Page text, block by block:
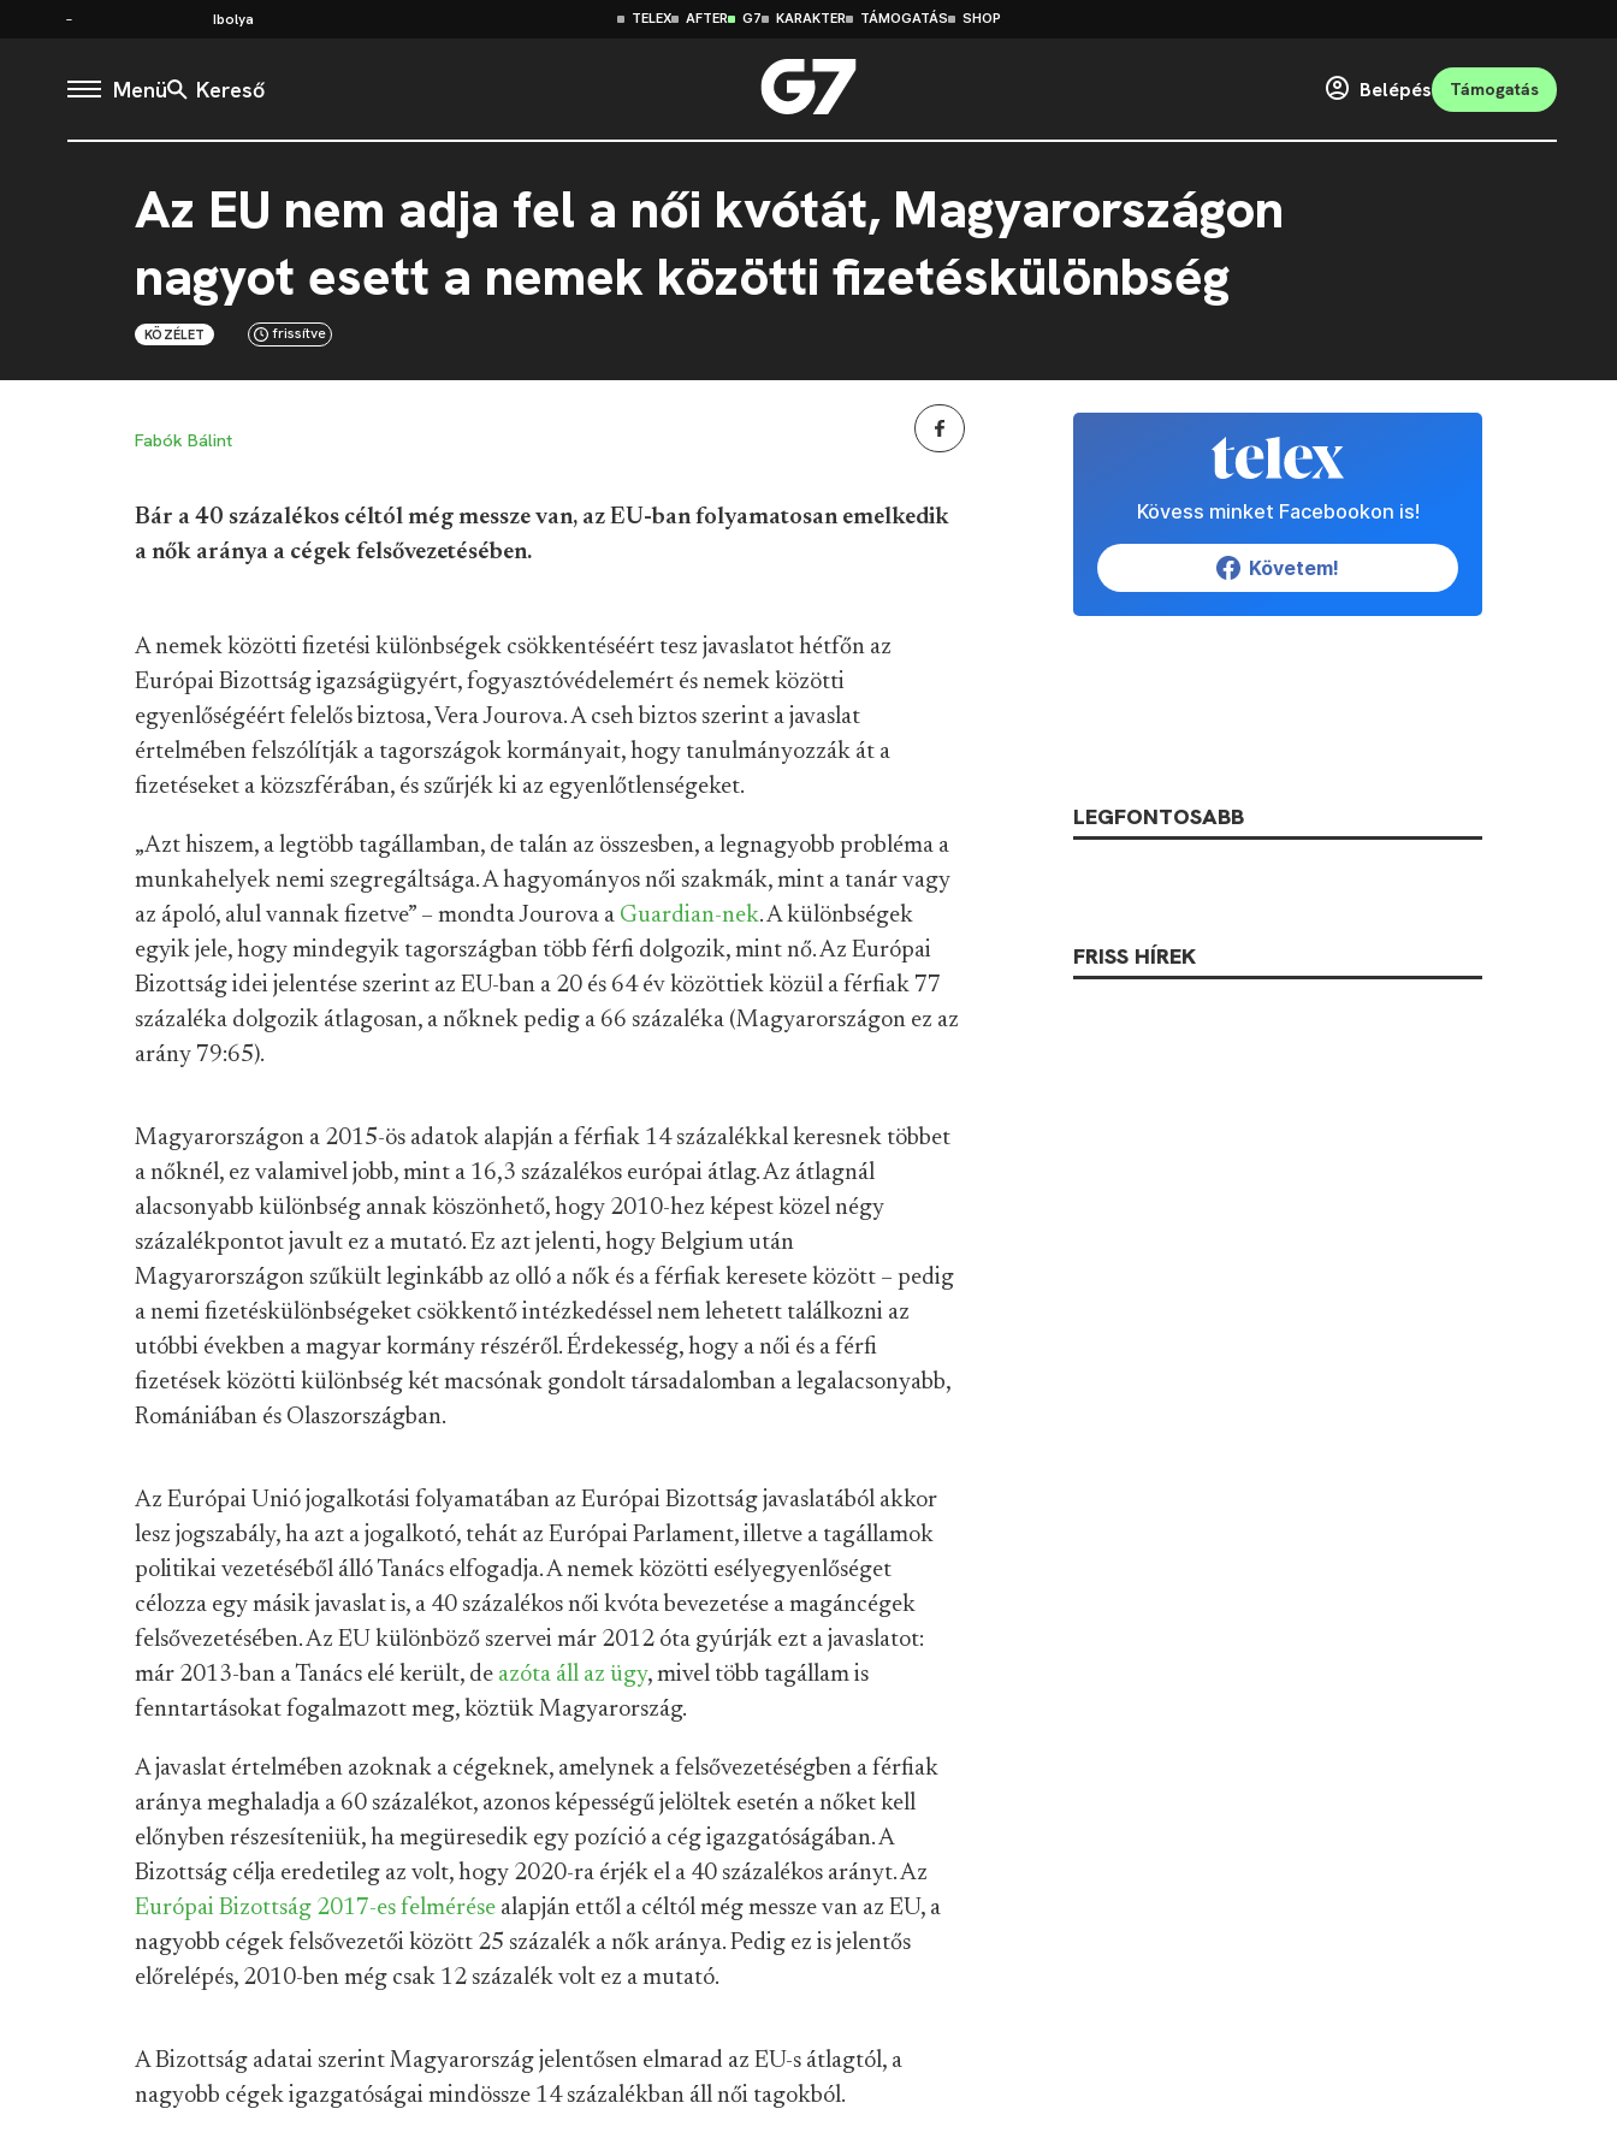
Ibolya TELEX AFTER G7 KARAKTER TÁMOGATÁS SHOP
Menü Kereső Belépés Támogatás
Az EU nem adja fel a női kvótát, Magyarországon
nagyot esett a nemek közötti fizetéskülönbség
KÖZÉLET frissítve
Fabók Bálint
Bár a 40 százalékos céltól még messze van, az EU-ban folyamatosan emelkedik
a nők aránya a cégek felsővezetésében.
A nemek közötti fizetési különbségek csökkentéséért tesz javaslatot hétfőn az
Európai Bizottság igazságügyért, fogyasztóvédelemért és nemek közötti
egyenlőségéért felelős biztosa, Vera Jourova. A cseh biztos szerint a javaslat
értelmében felszólítják a tagországok kormányait, hogy tanulmányozzák át a
fizetéseket a közszférában, és szűrjék ki az egyenlőtlenségeket.
„Azt hiszem, a legtöbb tagállamban, de talán az összesben, a legnagyobb probléma a
munkahelyek nemi szegregáltsága. A hagyományos női szakmák, mint a tanár vagy
az ápoló, alul vannak fizetve” – mondta Jourova a Guardian-nek. A különbségek
egyik jele, hogy mindegyik tagországban több férfi dolgozik, mint nő. Az Európai
Bizottság idei jelentése szerint az EU-ban a 20 és 64 év közöttiek közül a férfiak 77
százaléka dolgozik átlagosan, a nőknek pedig a 66 százaléka (Magyarországon ez az
arány 79:65).
Magyarországon a 2015-ös adatok alapján a férfiak 14 százalékkal keresnek többet
a nőknél, ez valamivel jobb, mint a 16,3 százalékos európai átlag. Az átlagnál
alacsonyabb különbség annak köszönhető, hogy 2010-hez képest közel négy
százalékpontot javult ez a mutató. Ez azt jelenti, hogy Belgium után
Magyarországon szűkült leginkább az olló a nők és a férfiak keresete között – pedig
a nemi fizetéskülönbségeket csökkentő intézkedéssel nem lehetett találkozni az
utóbbi években a magyar kormány részéről. Érdekesség, hogy a női és a férfi
fizetések közötti különbség két macsónak gondolt társadalomban a legalacsonyabb,
Romániában és Olaszországban.
Az Európai Unió jogalkotási folyamatában az Európai Bizottság javaslatából akkor
lesz jogszabály, ha azt a jogalkotó, tehát az Európai Parlament, illetve a tagállamok
politikai vezetéséből álló Tanács elfogadja. A nemek közötti esélyegyenlőséget
célozza egy másik javaslat is, a 40 százalékos női kvóta bevezetése a magáncégek
felsővezetésében. Az EU különböző szervei már 2012 óta gyúrják ezt a javaslatot:
már 2013-ban a Tanács elé került, de azóta áll az ügy, mivel több tagállam is
fenntartásokat fogalmazott meg, köztük Magyarország.
A javaslat értelmében azoknak a cégeknek, amelynek a felsővezetéségben a férfiak
aránya meghaladja a 60 százalékot, azonos képességű jelöltek esetén a nőket kell
előnyben részesíteniük, ha megüresedik egy pozíció a cég igazgatóságában. A
Bizottság célja eredetileg az volt, hogy 2020-ra érjék el a 40 százalékos arányt. Az
Európai Bizottság 2017-es felmérése alapján ettől a céltól még messze van az EU, a
nagyobb cégek felsővezetői között 25 százalék a nők aránya. Pedig ez is jelentős
előrelépés, 2010-ben még csak 12 százalék volt ez a mutató.
A Bizottság adatai szerint Magyarország jelentősen elmarad az EU-s átlagtól, a
nagyobb cégek igazgatóságai mindössze 14 százalékban áll női tagokból.
Kövess minket Facebookon is!
Követem!
LEGFONTOSABB
FRISS HÍREK